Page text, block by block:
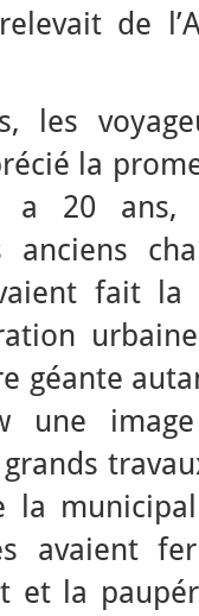
de
les
la
20 ans,
anciens
fait la
géante
une
la
avaient
et la